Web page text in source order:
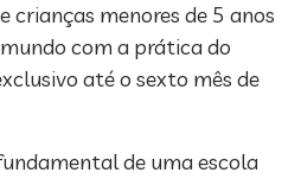
crianças menores de 5 anos
com a prática do
até o sexto mês de
de uma escola